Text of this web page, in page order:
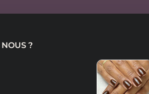
?